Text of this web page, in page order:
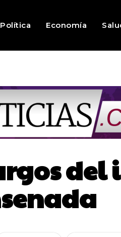
Política Economía
del